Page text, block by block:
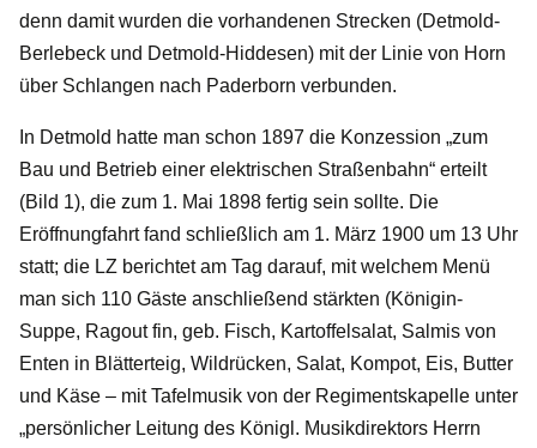
denn damit wurden die vorhandenen Strecken (Detmold-
Berlebeck und Detmold-Hiddesen) mit der Linie von Horn
über Schlangen nach Paderborn verbunden.
In Detmold hatte man schon 1897 die Konzession „zum
Bau und Betrieb einer elektrischen Straßenbahn“ erteilt
(Bild 1), die zum 1. Mai 1898 fertig sein sollte. Die
Eröffnungfahrt fand schließlich am 1. März 1900 um 13 Uhr
statt; die LZ berichtet am Tag darauf, mit welchem Menü
man sich 110 Gäste anschließend stärkten (Königin-
Suppe, Ragout fin, geb. Fisch, Kartoffelsalat, Salmis von
Enten in Blätterteig, Wildrücken, Salat, Kompot, Eis, Butter
und Käse – mit Tafelmusik von der Regimentskapelle unter
„persönlicher Leitung des Königl. Musikdirektors Herrn